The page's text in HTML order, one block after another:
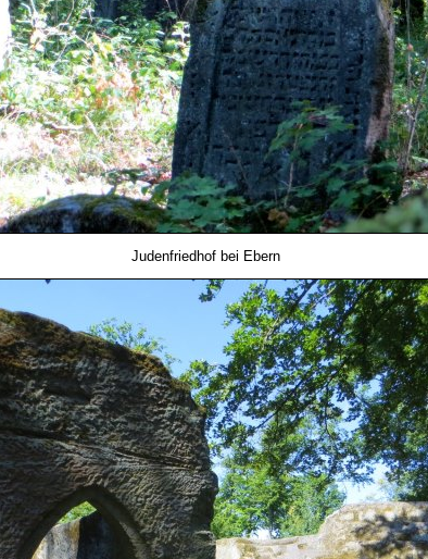
Judenfriedhof bei Ebern